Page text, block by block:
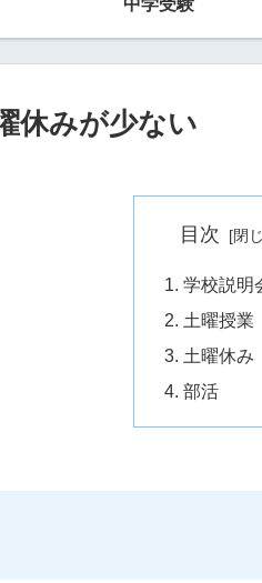
休みが少ない
目次
学校説明
土曜授業
土曜休み
部活